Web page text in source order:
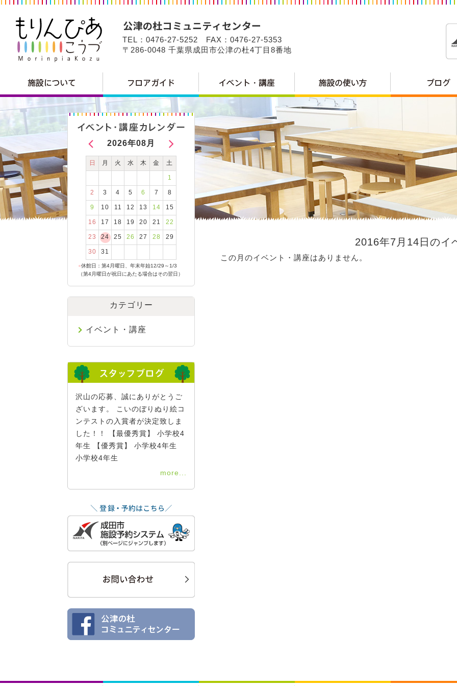
TEL：0476-27-5252 FAX：0476-27-5353
〒286-0048 千葉県成田市公津の杜4丁目8番地
2016年7月14日のイ
この月のイベント・講座はありません。
2026年08月
日 月 火 水 木 金 土
1
2 3 4 5 6 7 8
9 10 11 12 13 14 15
16 17 18 19 20 21 22
23 24 25 26 27 28 29
30 31
●休館日：第4月曜日、年末年始12/29～1/3
（第4月曜日が祝日にあたる場合はその翌日）
カテゴリー
イベント・講座
沢山の応募、誠にありがとうご
ざいます。 こいのぼりぬり絵コ
ンテストの入賞者が決定致しま
した！！ 【最優秀賞】 小学校4
年生 【優秀賞】 小学校4年生
小学校4年生
more...